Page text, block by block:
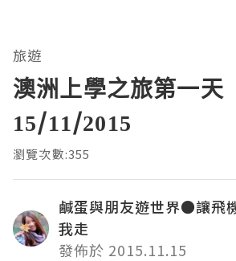
旅遊
澳洲上學之旅第一天
15/11/2015
瀏覽次數:355
鹹蛋與朋友遊世界●讓飛
我走
發佈於 2015.11.15